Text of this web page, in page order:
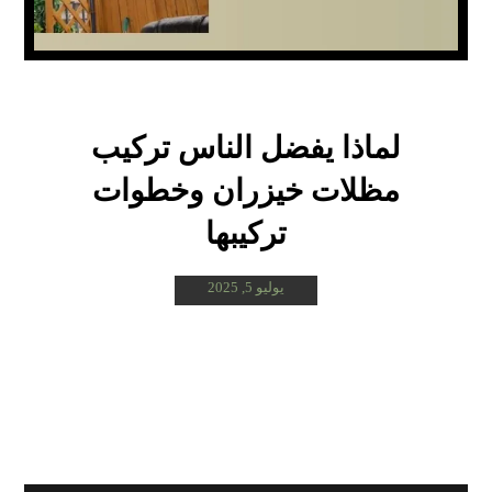
لماذا يفضل الناس تركيب
مظلات خيزران وخطوات
تركيبها
يوليو 5, 2025